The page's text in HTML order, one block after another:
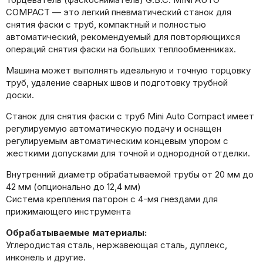
COMPACT — это легкий пневматический станок для
снятия фаски с труб, компактный и полностью
автоматический, рекомендуемый для повторяющихся
операций снятия фаски на больших теплообменниках.
Машина может выполнять идеальную и точную торцовку
труб, удаление сварных швов и подготовку трубной
доски.
Станок для снятия фаски с труб Mini Auto Compact имеет
регулируемую автоматическую подачу и оснащен
регулируемым автоматическим концевым упором с
жесткими допусками для точной и однородной отделки.
Внутренний диаметр обрабатываемой трубы от 20 мм до
42 мм (опционально до 12,4 мм)
Система крепления паторон с 4-мя гнездами для
прижимающего инструмента
Обрабатываемые материалы:
Углеродистая сталь, нержавеющая сталь, дуплекс,
инконель и другие.